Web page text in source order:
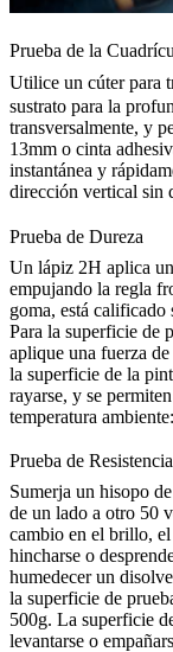
Prueba de la
Utilice un cúter para
sustrato para la
transversalmente, y
13mm o cinta
instantánea y
dirección vertical sin
Prueba de Dureza
Un lápiz 2H aplica
empujando la regla
goma, está
Para la superficie de
aplique una fuerza
la superficie de la
rayarse, y se
temperatura
Prueba de
Sumerja un hisopo
de un lado a otro 50
cambio en el brillo,
hincharse o
humedecer un
la superficie de
500g. La superficie
levantarse o